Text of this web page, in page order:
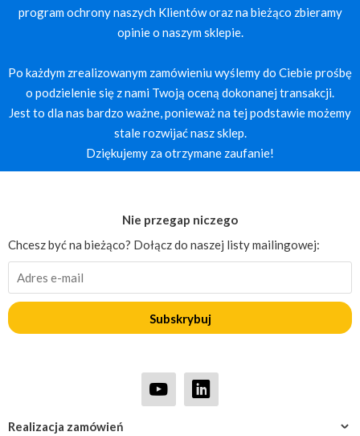
program ochrony naszych Klientów oraz na bieżąco zbieramy
opinie o naszym sklepie.
Po każdym zrealizowanym zamówieniu wyślemy do Ciebie prośbę
o podzielenie się z nami Twoją oceną dokonanej transakcji.
Jest to dla nas bardzo ważne, ponieważ na tej podstawie możemy
stale rozwijać nasz sklep.
Dziękujemy za otrzymane zaufanie!
Realizacja zamówień
Nie przegap niczego
Chcesz być na bieżąco? Dołącz do naszej listy mailingowej:
Subskrybuj